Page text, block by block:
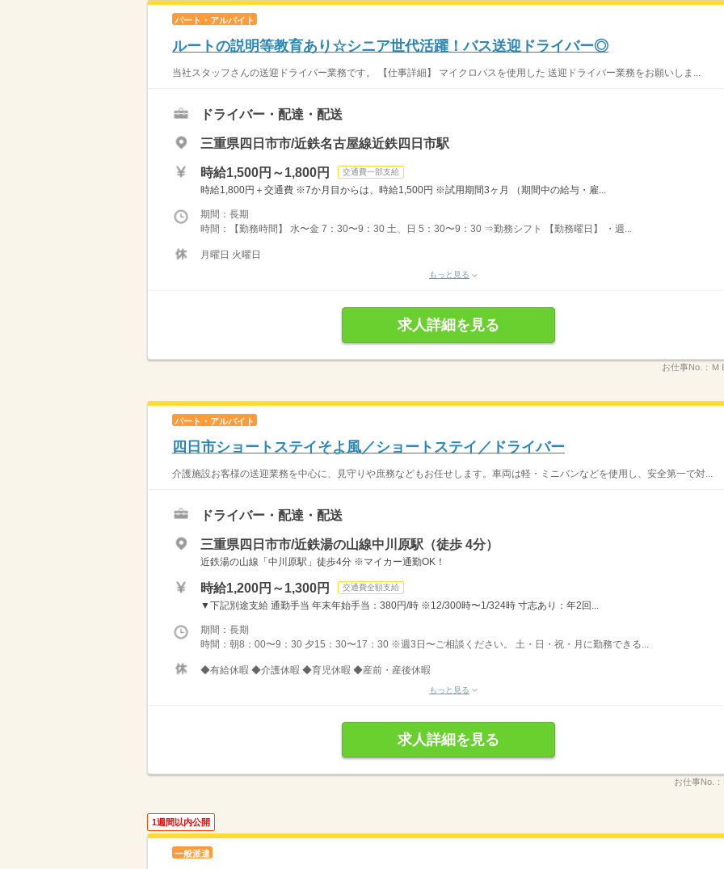
パート・アルバイト
ルートの説明等教育あり☆シニア世代活躍！バス送迎ドライバー◎
当社スタッフさんの送迎ドライバー業務です。 【仕事詳細】 マイクロバスを使用した 送迎ドライバー業務をお願いしま...
ドライバー・配達・配送
三重県四日市市/近鉄名古屋線近鉄四日市駅
時給1,500円～1,800円 交通費一部支給
時給1,800円＋交通費 ※7か月目からは、時給1,500円 ※試用期間3ヶ月 （期間中の給与・雇...
期間：長期
時間：【勤務時間】 水〜金 7：30〜9：30 土、日 5：30〜9：30 ⇒勤務シフト 【勤務曜日】 ・週...
月曜日 火曜日
もっと見る
求人詳細を見る
お仕事No.： Ｍ
パート・アルバイト
四日市ショートステイそよ風／ショートステイ／ドライバー
介護施設お客様の送迎業務を中心に、見守りや庶務などもお任せします。車両は軽・ミニバンなどを使用し、安全第一で対...
ドライバー・配達・配送
三重県四日市市/近鉄湯の山線中川原駅（徒歩 4分）
近鉄湯の山線「中川原駅」徒歩4分 ※マイカー通勤OK！
時給1,200円～1,300円 交通費全額支給
▼下記別途支給 通勤手当 年末年始手当：380円/時 ※12/300時〜1/324時 寸志あり：年2回...
期間：長期
時間：朝8：00〜9：30 夕15：30〜17：30 ※週3日〜ご相談ください。 土・日・祝・月に勤務できる...
◆有給休暇 ◆介護休暇 ◆育児休暇 ◆産前・産後休暇
もっと見る
求人詳細を見る
お仕事No.：
1週間以内公開
一般派遣